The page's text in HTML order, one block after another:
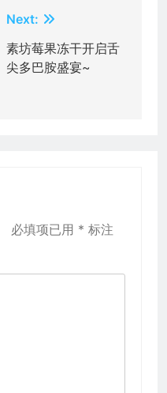
Next:
素坊莓果冻干开启舌
尖多巴胺盛宴~
必填项已用 * 标注